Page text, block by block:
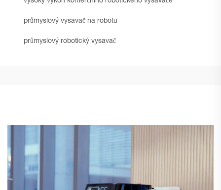
průmyslový vysavač na robotu
průmyslový robotický vysavač